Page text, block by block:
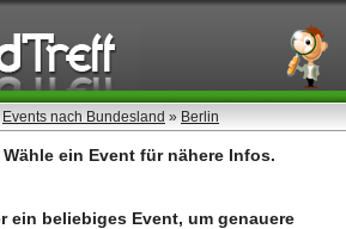
Events nach Bundesland » Berlin
Wähle ein Event für nähere Infos.
ein beliebiges Event, um genauere